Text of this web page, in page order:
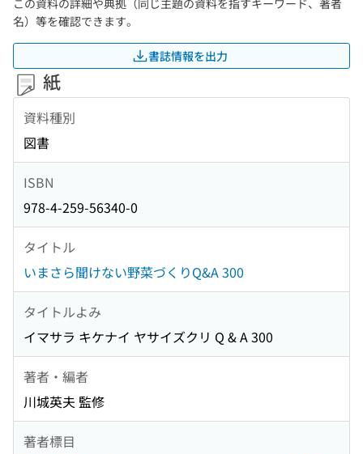
この資料の詳細や典拠（同じ主題の資料を指すキーワード、著者
名）等を確認できます。
書誌情報を出力
紙
資料種別
図書
ISBN
978-4-259-56340-0
タイトル
いまさら聞けない野菜づくりQ&A 300
タイトルよみ
イマサラ キケナイ ヤサイズクリ Q & A 300
著者・編者
川城英夫 監修
著者標目